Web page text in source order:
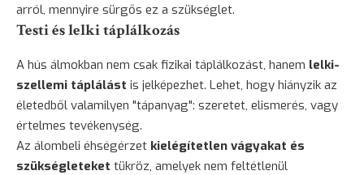
arról, mennyire sürgős ez a szükséglet.
Testi és lelki táplálkozás
A hús álmokban nem csak fizikai táplálkozást, hanem lelki-
szellemi táplálást is jelképezhet. Lehet, hogy hiányzik az
életedből valamilyen "tápanyag": szeretet, elismerés, vagy
értelmes tevékenység.
Az álombeli éhségérzet kielégítetlen vágyakat és
szükségleteket tükröz, amelyek nem feltétlenül